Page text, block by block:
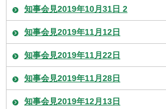
知事会見2019年10月31日 2
知事会見2019年11月12日
知事会見2019年11月22日
知事会見2019年11月28日
知事会見2019年12月13日